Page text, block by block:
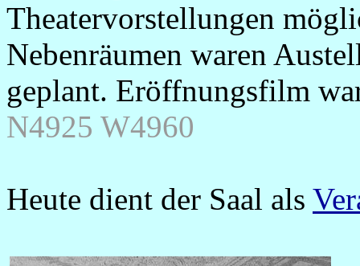
Theatervorstellungen
Nebenräumen waren
geplant. Eröffnungsfilm
N4925 W4960
Heute dient der Saal als